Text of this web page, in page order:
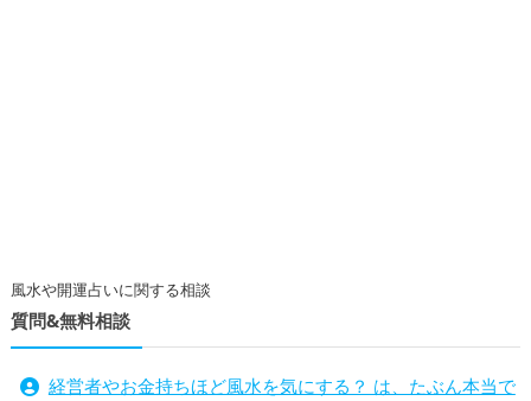
風水や開運占いに関する相談
質問&無料相談
経営者やお金持ちほど風水を気にする？ は、たぶん本当で